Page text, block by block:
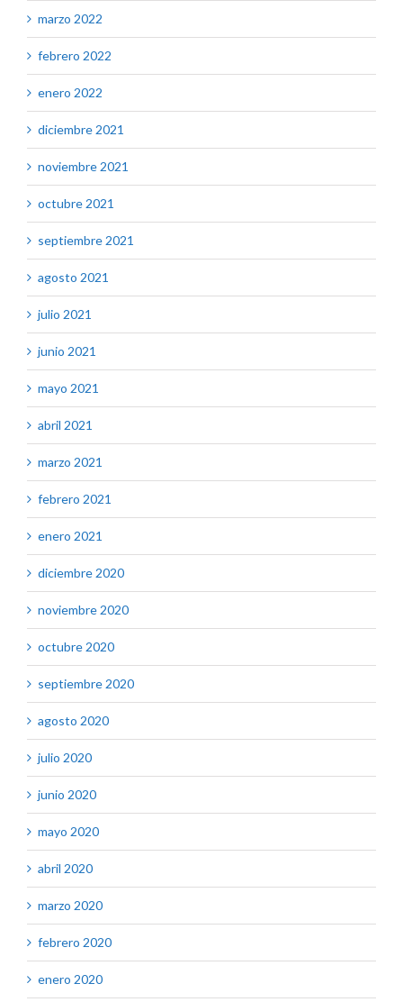
marzo 2022
febrero 2022
enero 2022
diciembre 2021
noviembre 2021
octubre 2021
septiembre 2021
agosto 2021
julio 2021
junio 2021
mayo 2021
abril 2021
marzo 2021
febrero 2021
enero 2021
diciembre 2020
noviembre 2020
octubre 2020
septiembre 2020
agosto 2020
julio 2020
junio 2020
mayo 2020
abril 2020
marzo 2020
febrero 2020
enero 2020